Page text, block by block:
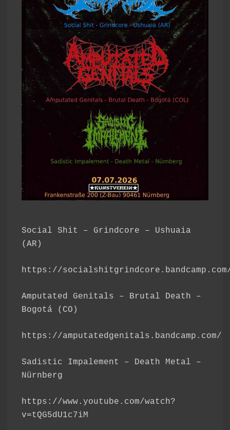
Social Shit – Grindcore – Ushuaia
(AR)
https://
Amputated Genitals – Brutal Death –
Bogotá (CO)
https://amputatedgenitals.bandcamp.com/
Sadistic Impalement – Death Metal –
Nürnberg
https://www.youtube.com/watch?
v=tQG5dU1c7iM